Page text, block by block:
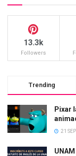
13.3k
Followers
Trending
Pixar
21